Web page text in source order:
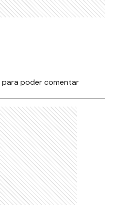
para poder comentar